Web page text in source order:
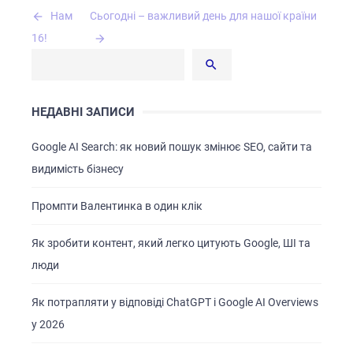
Навігація
записів
Нам
16!
Сьогодні – важливий день для нашої країни
НЕДАВНІ ЗАПИСИ
Google AI Search: як новий пошук змінює SEO, сайти та
видимість бізнесу
Промпти Валентинка в один клік
Як зробити контент, який легко цитують Google, ШІ та
люди
Як потрапляти у відповіді ChatGPT і Google AI Overviews
у 2026